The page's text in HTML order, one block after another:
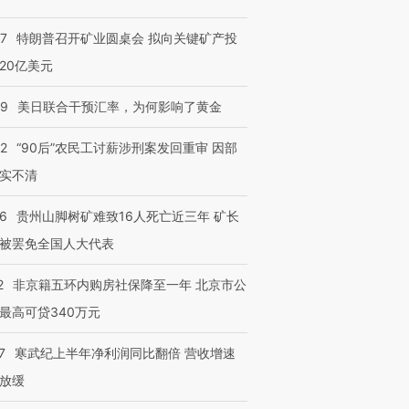
特朗普召开矿业圆桌会 拟向关键矿产投
亿美元
美日联合干预汇率，为何影响了黄金
“90后”农民工讨薪涉刑案发回重审 因部
不清
贵州山脚树矿难致16人死亡近三年 矿长
罢免全国人大代表
非京籍五环内购房社保降至一年 北京市公
高可贷340万元
寒武纪上半年净利润同比翻倍 营收增速
缓